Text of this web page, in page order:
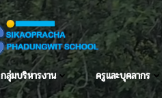
กลุ่มบริหารงาน ครูและบุคลากร